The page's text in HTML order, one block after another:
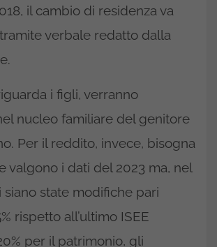
il cambio di residenza va
verbale redatto dalla
i figli, verranno
nucleo familiare del genitore
Per il reddito, invece, bisogna
valgono i dati del 2023 ma, nel
siano state modifiche pari
rispetto all’ultimo ISEE
per il patrimonio, gli